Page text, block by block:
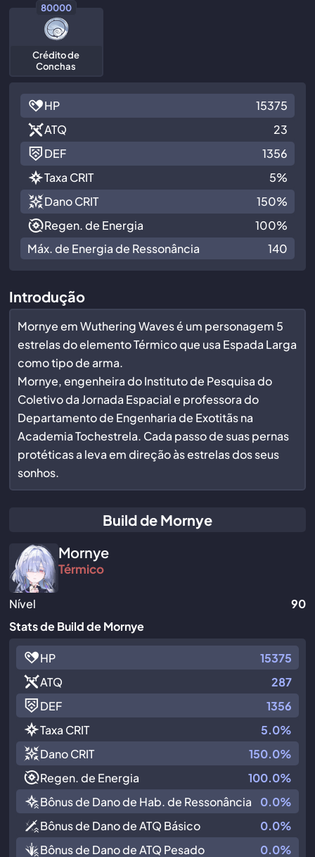
Crédito de
Conchas
80000
HP
15375
ATQ
23
DEF
1356
Taxa CRIT
5%
Dano CRIT
150%
Regen. de Energia
100%
Máx. de Energia de Ressonância
140
Introdução
Mornye em Wuthering Waves é um personagem 5
estrelas do elemento Térmico que usa Espada Larga
como tipo de arma.
Mornye, engenheira do Instituto de Pesquisa do
Coletivo da Jornada Espacial e professora do
Departamento de Engenharia de Exotitãs na
Academia Tochestrela. Cada passo de suas pernas
protéticas a leva em direção às estrelas dos seus
sonhos.
Build de Mornye
Mornye
Térmico
Nível
90
Stats de Build de Mornye
HP
15375
ATQ
287
DEF
1356
Taxa CRIT
5.0%
Dano CRIT
150.0%
Regen. de Energia
100.0%
Bônus de Dano de Hab. de Ressonância
0.0%
Bônus de Dano de ATQ Básico
0.0%
Bônus de Dano de ATQ Pesado
0.0%